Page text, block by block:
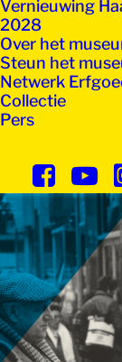
Vernieuwing
2028
Over het
Steun het
Netwerk
Collectie
Pers